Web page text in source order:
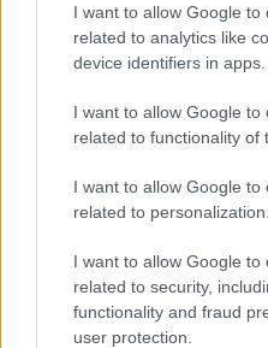
I want to allow Google to
related to analytics like
device identifiers in apps.
I want to allow Google to
related to functionality of
I want to allow Google to
related to personalization.
I want to allow Google to
related to security,
functionality and fraud
user protection.
vilšanos par
sabiedrisko transportu:
Lai tiktu no Jelgavas uz
Rīgu, 2 stundas dienā
vienkārši pazūd